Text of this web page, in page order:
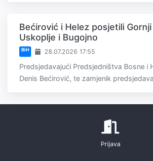
Bećirović i Helez posjetili
Uskoplje i Bugojno
BiH 28.07.2026 17:55
Predsjedavajući Predsjedništva Bosne i
Denis Bećirović, te zamjenik
Prijava